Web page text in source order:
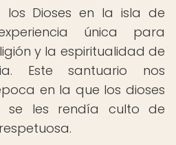
Dioses en la isla de
única para
y la espiritualidad de
Este santuario nos
en la que los dioses
se les rendía culto de